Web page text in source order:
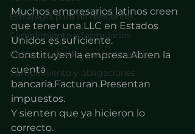
Estrategia para no residentes.
Cumplimiento y formularios
Casos, resultados y errores reales
Cumplimiento y obligaciones
Muchos empresarios latinos creen
que tener una LLC en Estados
Unidos es suficiente.
Constituyen la empresa.Abren la
cuenta
bancaria.Facturan.Presentan
impuestos.
Y sienten que ya hicieron lo
correcto.